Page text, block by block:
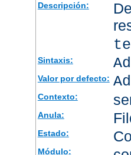
Descripción:
Sintaxis:
Valor por defecto:
Contexto:
Anula:
Estado:
Módulo: